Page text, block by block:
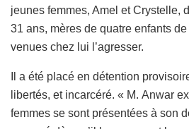
jeunes femmes, Amel et Crystelle,
31 ans, mères de quatre enfants
venues chez lui l’agresser.
Il a été placé en détention
libertés, et incarcéré. « M. Anwar
femmes se sont présentées à son